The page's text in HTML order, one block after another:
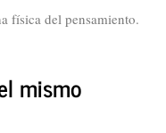
física del pensamiento.
mismo